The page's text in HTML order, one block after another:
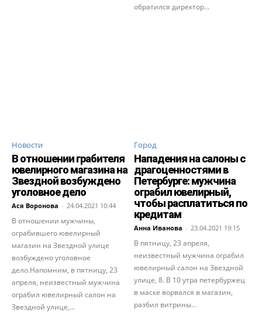
обратился директор...
Новости
В отношении грабителя
ювелирного магазина на
Звездной возбуждено
уголовное дело
Ася Воронова - 24.04.2021 10:44
В отношении мужчины,
ограбившего ювелирный
магазин на Звездной улице
возбуждено уголовное
дело.Напомним, в пятницу, 23
апреля, неизвестный мужчина
ограбил ювелирный салон на
Звездной улице,...
Город
Нападения на салоны с
драгоценностями в
Петербурге: мужчина
ограбил ювелирный,
чтобы расплатиться по
кредитам
Анна Иванова - 23.04.2021 19:15
В пятницу, 23 апреля,
неизвестный мужчина ограбил
ювелирный салон на Звездной
улице, 8. В 10 утра петербуржец
в маске ворвался в магазин,
разбил витрины...